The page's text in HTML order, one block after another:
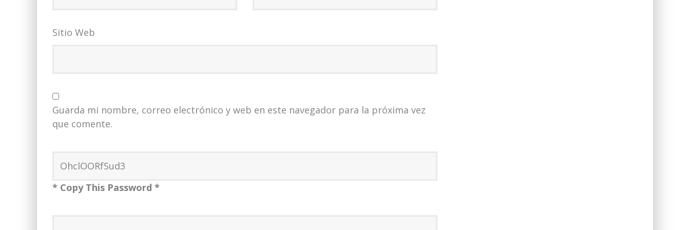
Sitio Web
Guarda mi nombre, correo electrónico y web en este navegador para la próxima vez
que comente.
* Copy This Password *